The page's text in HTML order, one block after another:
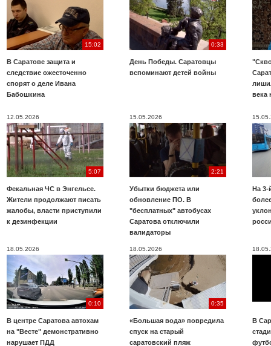
15:02
В Саратове защита и
следствие ожесточенно
спорят о деле Ивана
Бабошкина
0:33
День Победы. Саратовцы
вспоминают детей войны
века
12.05.2026
5:07
Фекальная ЧС в Энгельсе.
Жители продолжают писать
жалобы, власти приступили
к дезинфекции
15.05.2026
2:21
Убытки бюджета или
обновление ПО. В
"бесплатных" автобусах
Саратова отключили
валидаторы
На 3-
18.05.2026
0:10
В центре Саратова автохам
на "Весте" демонстративно
нарушает ПДД
18.05.2026
0:35
«Большая вода» повредила
спуск на старый
саратовский пляж
В